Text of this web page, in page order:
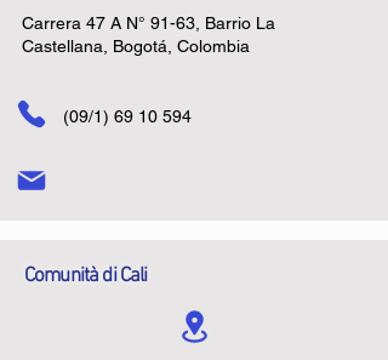
Carrera 47 A N° 91-63, Barrio La
Castellana, Bogotá, Colombia
(09/1) 69 10 594
Comunità di Cali